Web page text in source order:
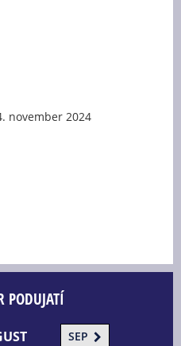
november 2024
PODUJATÍ
SEP